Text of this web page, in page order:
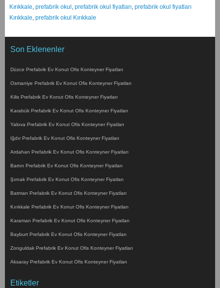
Kırıkkale, prefabrik okul , prefabrik okul fiyatları, prefabrik okul fiyatları
Kırıkkale, prefabrik okul Kırıkkale
Son Eklenenler
Düzce Prefabrik Ev Konut Ofis Konteyner Fiyatları
Osmaniye Prefabrik Ev Konut Ofis Konteyner Fiyatları
Kilis Prefabrik Ev Konut Ofis Konteyner Fiyatları
Karabük Prefabrik Ev Konut Ofis Konteyner Fiyatları
Yalova Prefabrik Ev Konut Ofis Konteyner Fiyatları
Iğdır Prefabrik Ev Konut Ofis Konteyner Fiyatları
Ardahan Prefabrik Ev Konut Ofis Konteyner Fiyatları
Bartın Prefabrik Ev Konut Ofis Konteyner Fiyatları
Şırnak Prefabrik Ev Konut Ofis Konteyner Fiyatları
Batman Prefabrik Ev Konut Ofis Konteyner Fiyatları
Kırıkkale Prefabrik Ev Konut Ofis Konteyner Fiyatları
Karaman Prefabrik Ev Konut Ofis Konteyner Fiyatları
Bayburt Prefabrik Ev Konut Ofis Konteyner Fiyatları
Zonguldak Prefabrik Ev Konut Ofis Konteyner Fiyatları
Aksaray Prefabrik Ev Konut Ofis Konteyner Fiyatları
Etiketler